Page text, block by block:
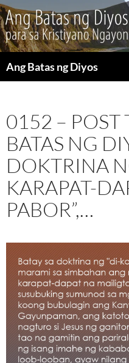
Ang Batas ng Diyos
0152 – POST
BATAS NG
DOKTRINA
KARAPAT-
PABOR”,…